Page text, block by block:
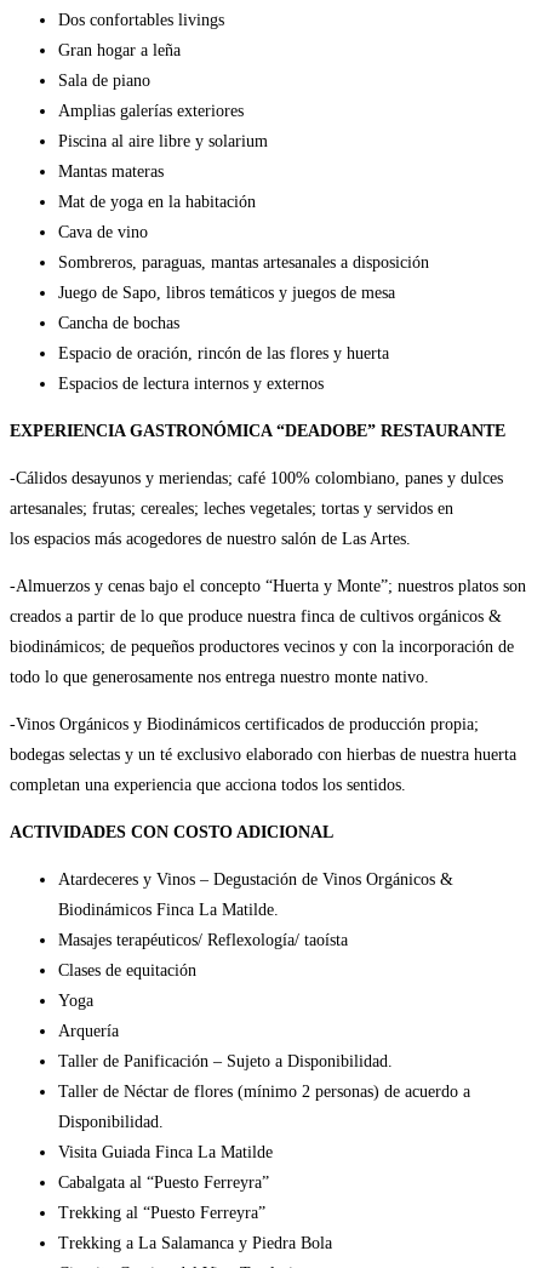
Dos confortables livings
Gran hogar a leña
Sala de piano
Amplias galerías exteriores
Piscina al aire libre y solarium
Mantas materas
Mat de yoga en la habitación
Cava de vino
Sombreros, paraguas, mantas artesanales a disposición
Juego de Sapo, libros temáticos y juegos de mesa
Cancha de bochas
Espacio de oración, rincón de las flores y huerta
Espacios de lectura internos y externos
EXPERIENCIA GASTRONÓMICA “DEADOBE” RESTAURANTE
-Cálidos desayunos y meriendas; café 100% colombiano, panes y dulces
artesanales; frutas; cereales; leches vegetales; tortas y servidos en
los espacios más acogedores de nuestro salón de Las Artes.
-Almuerzos y cenas bajo el concepto “Huerta y Monte”; nuestros platos son
creados a partir de lo que produce nuestra finca de cultivos orgánicos &
biodinámicos; de pequeños productores vecinos y con la incorporación de
todo lo que generosamente nos entrega nuestro monte nativo.
-Vinos Orgánicos y Biodinámicos certificados de producción propia;
bodegas selectas y un té exclusivo elaborado con hierbas de nuestra huerta
completan una experiencia que acciona todos los sentidos.
ACTIVIDADES CON COSTO ADICIONAL
Atardeceres y Vinos – Degustación de Vinos Orgánicos &
Biodinámicos Finca La Matilde.
Masajes terapéuticos/ Reflexología/ taoísta
Clases de equitación
Yoga
Arquería
Taller de Panificación – Sujeto a Disponibilidad.
Taller de Néctar de flores (mínimo 2 personas) de acuerdo a
Disponibilidad.
Visita Guiada Finca La Matilde
Cabalgata al “Puesto Ferreyra”
Trekking al “Puesto Ferreyra”
Trekking a La Salamanca y Piedra Bola